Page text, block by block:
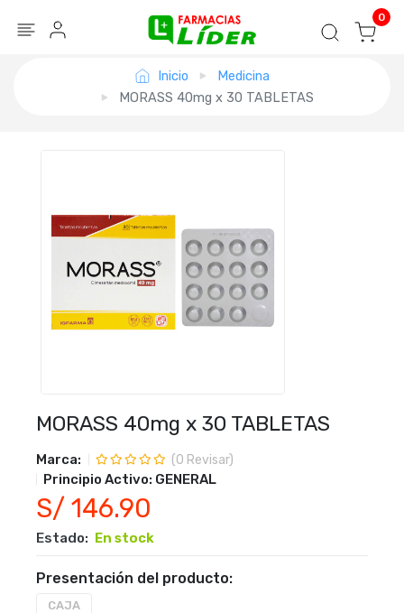
Seguir mi pedido 0
Inicio
Medicina
MORASS 40mg x 30 TABLETAS
MORASS 40mg x 30 TABLETAS
Marca: (0 Revisar)
Principio Activo: GENERAL
S/ 146.90
Estado: En stock
Presentación del producto:
CAJA